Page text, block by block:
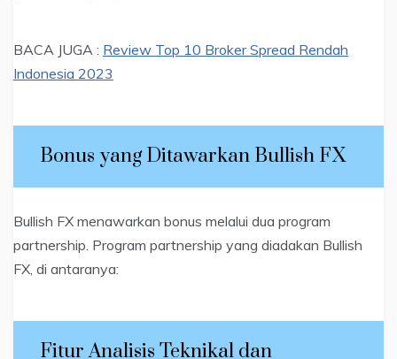
BACA JUGA : Review Top 10 Broker Spread Rendah
Indonesia 2023
Bonus yang Ditawarkan Bullish FX
Bullish FX menawarkan bonus melalui dua program
partnership. Program partnership yang diadakan Bullish
FX, di antaranya:
Fitur Analisis Teknikal dan